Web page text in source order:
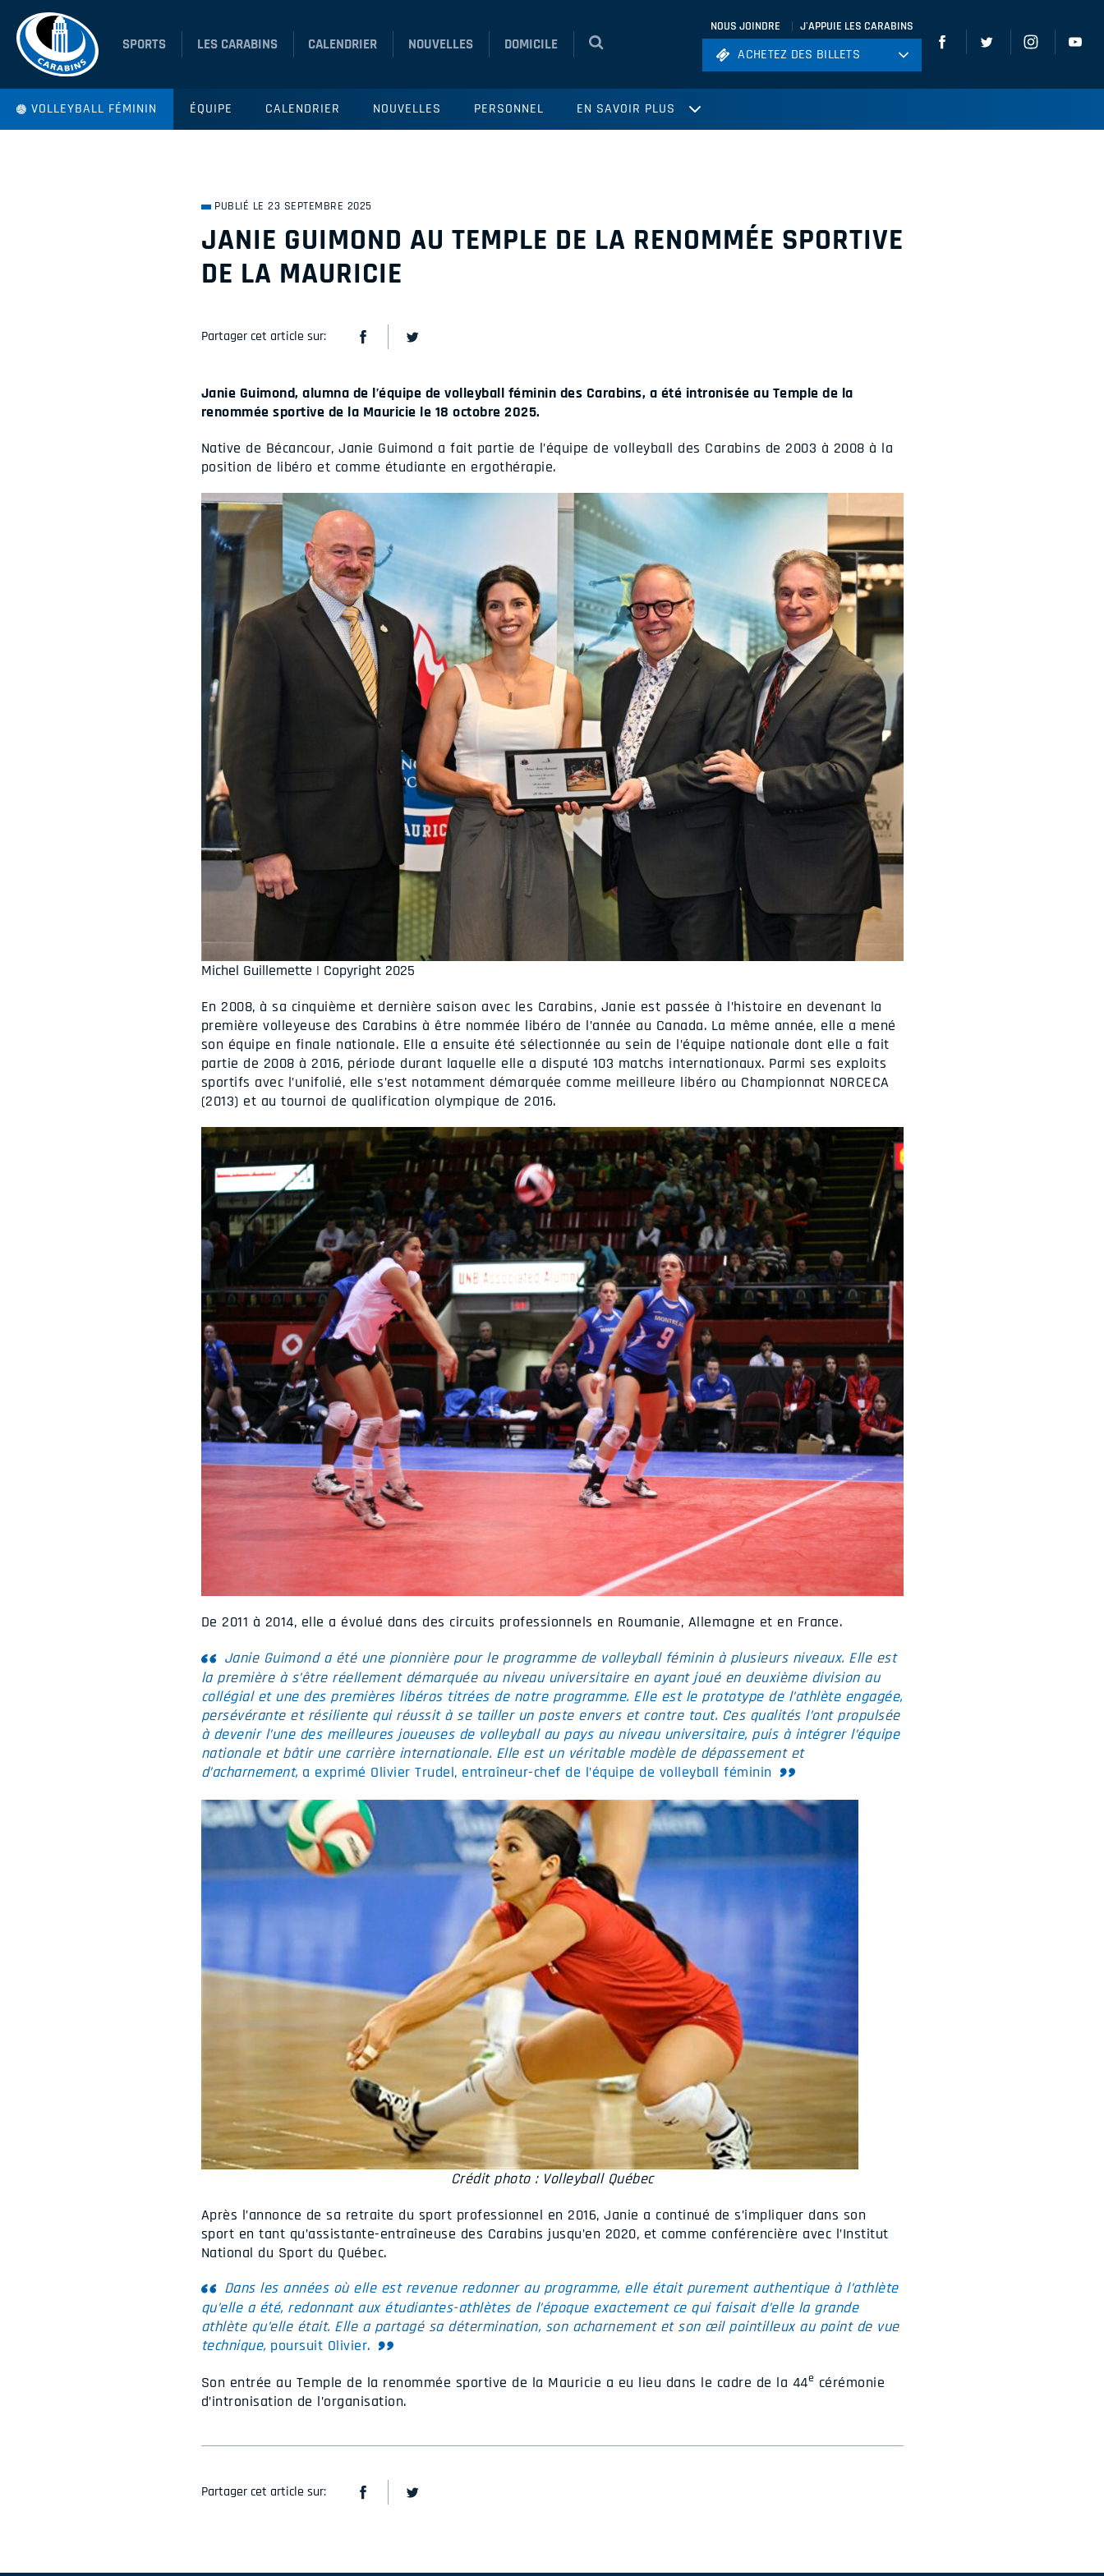
SPORTS LES CARABINS CALENDRIER NOUVELLES DOMICILE
NOUS JOINDRE J'APPUIE LES CARABINS
ACHETEZ DES BILLETS
ACHETEZ DES BILLETS
VOLLEYBALL FÉMININ ÉQUIPE CALENDRIER NOUVELLES PERSONNEL EN SAVOIR PLUS
PUBLIÉ LE 23 SEPTEMBRE 2025
JANIE GUIMOND AU TEMPLE DE LA RENOMMÉE SPORTIVE
DE LA MAURICIE
Partager cet article sur:
Janie Guimond, alumna de l’équipe de volleyball féminin des Carabins, a été intronisée au Temple de la
renommée sportive de la Mauricie le 18 octobre 2025.
Native de Bécancour, Janie Guimond a fait partie de l’équipe de volleyball des Carabins de 2003 à 2008 à la
position de libéro et comme étudiante en ergothérapie.
Michel Guillemette | Copyright 2025
En 2008, à sa cinquième et dernière saison avec les Carabins, Janie est passée à l’histoire en devenant la
première volleyeuse des Carabins à être nommée libéro de l’année au Canada. La même année, elle a mené
son équipe en finale nationale. Elle a ensuite été sélectionnée au sein de l’équipe nationale dont elle a fait
partie de 2008 à 2016, période durant laquelle elle a disputé 103 matchs internationaux. Parmi ses exploits
sportifs avec l’unifolié, elle s’est notamment démarquée comme meilleure libéro au Championnat NORCECA
(2013) et au tournoi de qualification olympique de 2016.
De 2011 à 2014, elle a évolué dans des circuits professionnels en Roumanie, Allemagne et en France.
Janie Guimond a été une pionnière pour le programme de volleyball féminin à plusieurs niveaux. Elle est
la première à s’être réellement démarquée au niveau universitaire en ayant joué en deuxième division au
collégial et une des premières libéros titrées de notre programme. Elle est le prototype de l’athlète engagée,
persévérante et résiliente qui réussit à se tailler un poste envers et contre tout. Ces qualités l’ont propulsée
à devenir l’une des meilleures joueuses de volleyball au pays au niveau universitaire, puis à intégrer l’équipe
nationale et bâtir une carrière internationale. Elle est un véritable modèle de dépassement et
d’acharnement, a exprimé Olivier Trudel, entraîneur-chef de l’équipe de volleyball féminin
Crédit photo : Volleyball Québec
Après l’annonce de sa retraite du sport professionnel en 2016, Janie a continué de s’impliquer dans son
sport en tant qu’assistante-entraîneuse des Carabins jusqu’en 2020, et comme conférencière avec l’Institut
National du Sport du Québec.
Dans les années où elle est revenue redonner au programme, elle était purement authentique à l’athlète
qu’elle a été, redonnant aux étudiantes-athlètes de l’époque exactement ce qui faisait d’elle la grande
athlète qu’elle était. Elle a partagé sa détermination, son acharnement et son œil pointilleux au point de vue
technique, poursuit Olivier.
Son entrée au Temple de la renommée sportive de la Mauricie a eu lieu dans le cadre de la 44e cérémonie
d’intronisation de l’organisation.
Partager cet article sur: